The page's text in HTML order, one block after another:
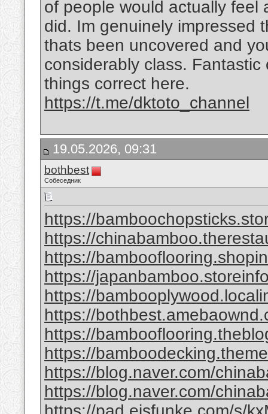
of people would actually feel
did. Im genuinely impressed
thats been uncovered and
considerably class.
things correct here.
https://t.me/dktoto_channel
19.05.2026, 09:31
bothbest
Собеседник
https://
https://
https://
https://
https://
https://
https://
https://
https://blog.naver.com/
https://blog.naver.com/